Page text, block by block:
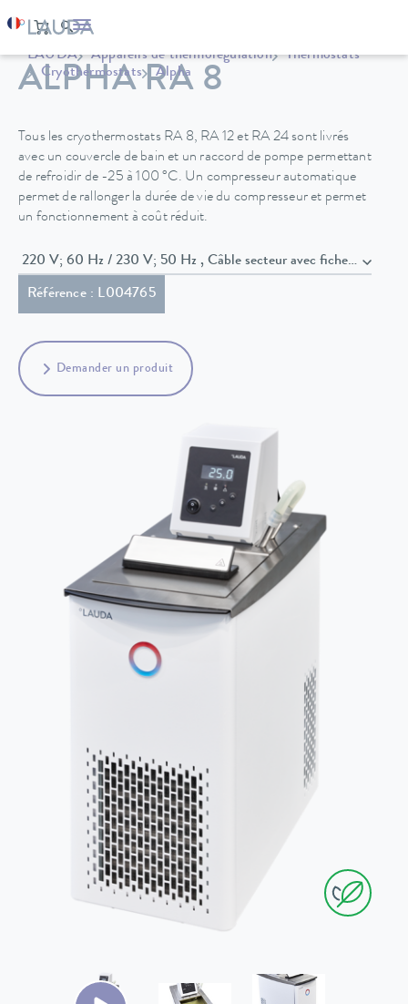
LAUDA Appareils de thermorégulation
Thermostats
Cryothermostats
Alpha
ALPHA RA 8
Tous les cryothermostats RA 8, RA 12 et RA 24 sont livrés
avec un couvercle de bain et un raccord de pompe permettant
de refroidir de -25 à 100 °C. Un compresseur automatique
permet de rallonger la durée de vie du compresseur et permet
un fonctionnement à coût réduit.
220 V; 60 Hz / 230 V; 50 Hz , Câble secteur avec fiche
Référence : L004765
Demander un produit